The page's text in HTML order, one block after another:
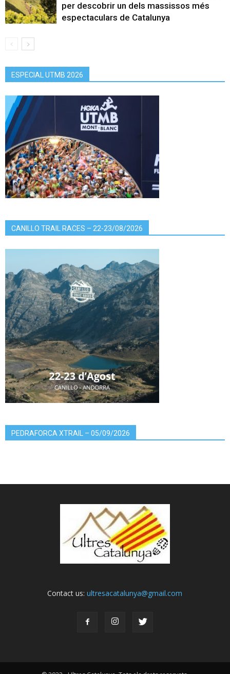
per descobrir un dels massissos més
espectaculars de Catalunya
ESPECIAL UTMB 2026
CANILLO TRAIL RACES – 22-23/08/2026
PEDRAFORCA XTRAIL – 05/09/2026
Contact us:ultresacatalunya@gmail.com